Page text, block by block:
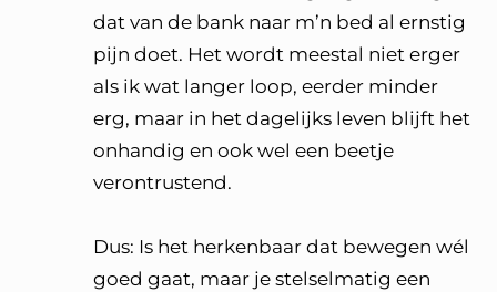
dat van de bank naar m’n bed al ernstig
pijn doet. Het wordt meestal niet erger
als ik wat langer loop, eerder minder
erg, maar in het dagelijks leven blijft het
onhandig en ook wel een beetje
verontrustend.
Dus: Is het herkenbaar dat bewegen wél
goed gaat, maar je stelselmatig een